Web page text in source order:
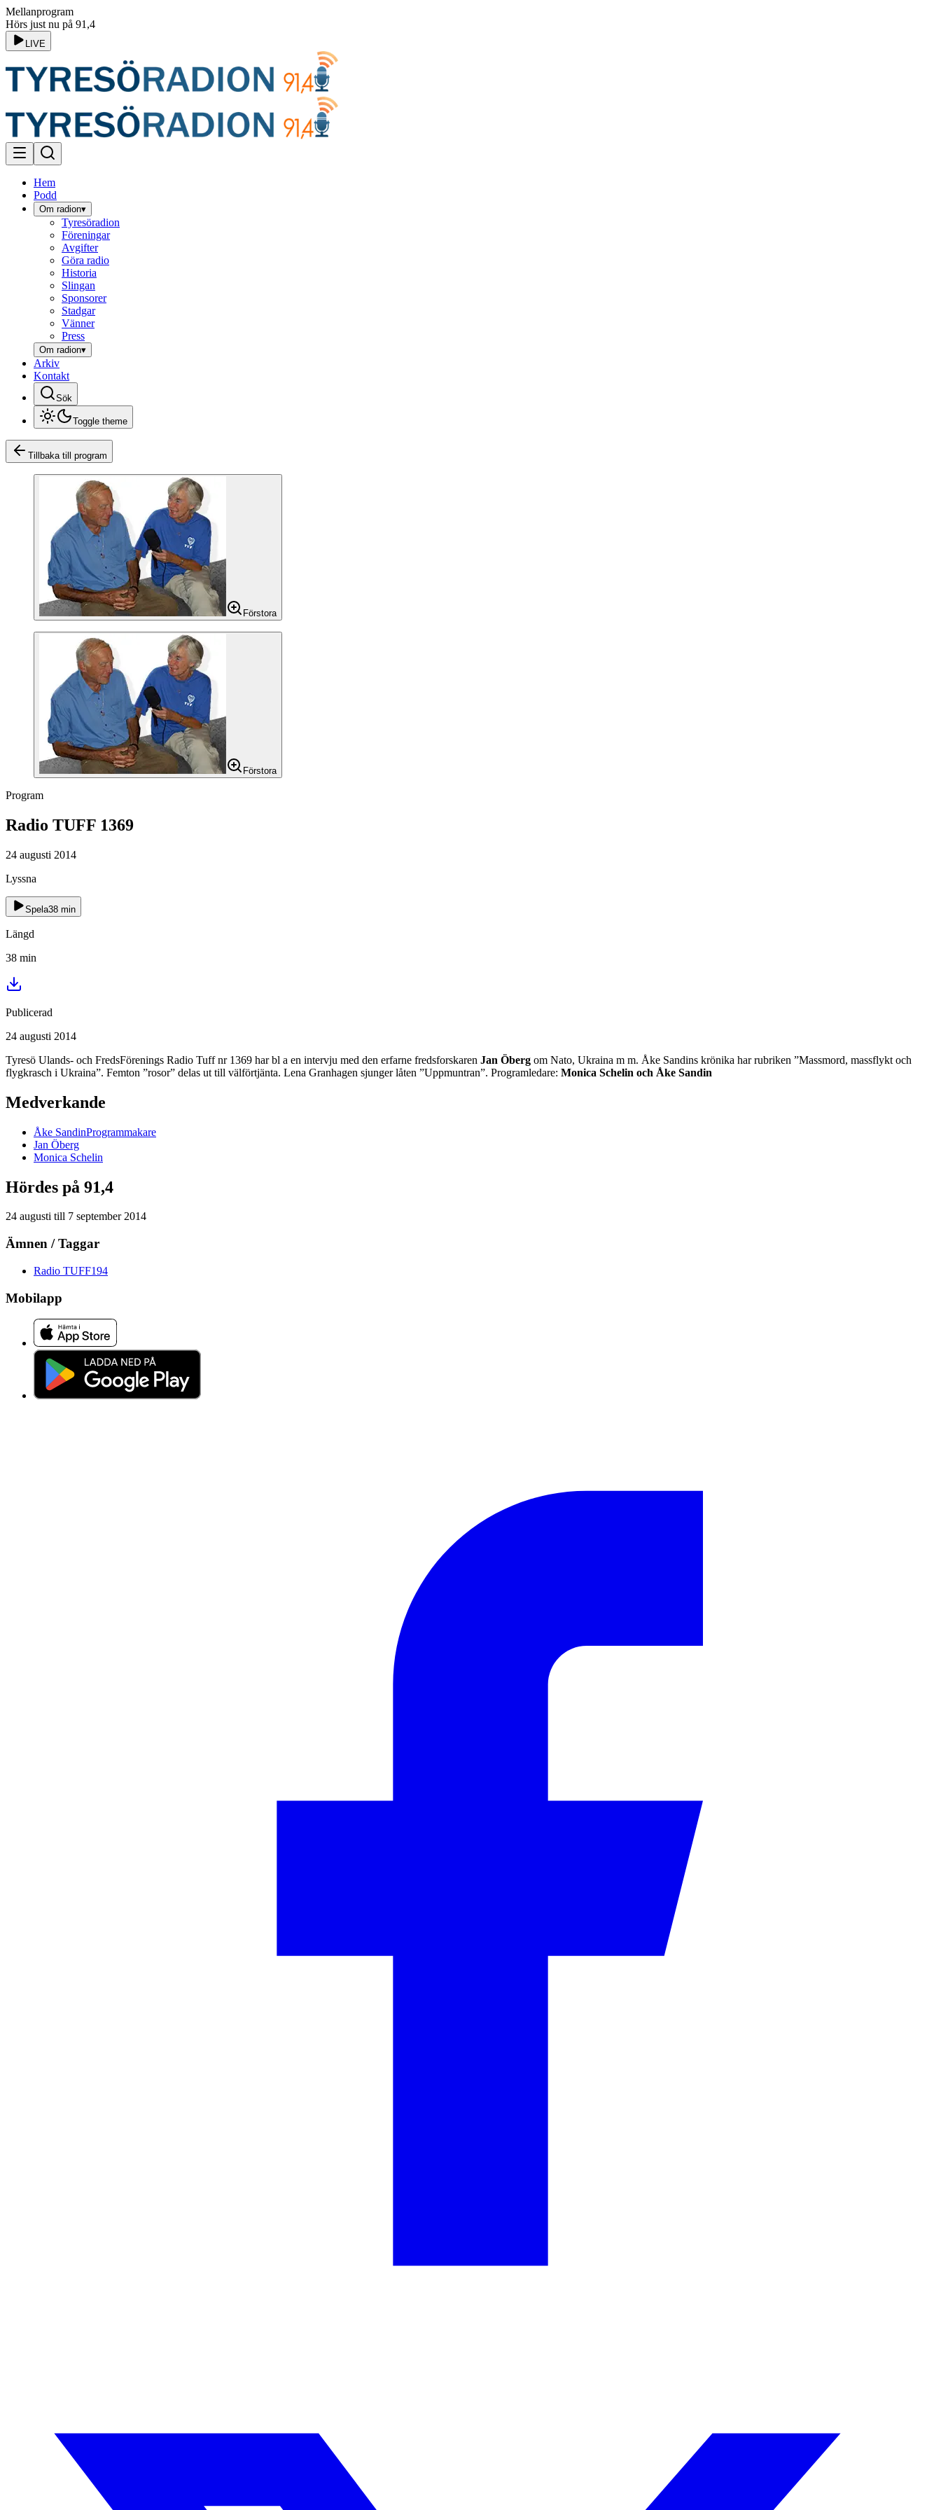
Mellanprogram
Hörs just nu på 91,4
LIVE
Hem
Podd
Om radion▾
Tyresöradion
Föreningar
Avgifter
Göra radio
Historia
Slingan
Sponsorer
Stadgar
Vänner
Press
Om radion▾
Arkiv
Kontakt
Sök
Toggle theme
Tillbaka till program
Förstora
Förstora
Program
Radio TUFF 1369
24 augusti 2014
Lyssna
Spela38 min
Längd
38 min
Publicerad
24 augusti 2014
Tyresö Ulands- och FredsFörenings Radio Tuff nr 1369 har bl a en intervju med den erfarne fredsforskaren Jan Öberg om Nato, Ukraina m m. Åke Sandins krönika har rubriken ”Massmord, massflykt och
flygkrasch i Ukraina”. Femton ”rosor” delas ut till välförtjänta. Lena Granhagen sjunger låten ”Uppmuntran”. Programledare: Monica Schelin och Åke Sandin
Medverkande
Åke SandinProgrammakare
Jan Öberg
Monica Schelin
Hördes på 91,4
24 augusti till 7 september 2014
Ämnen / Taggar
Radio TUFF194
Mobilapp